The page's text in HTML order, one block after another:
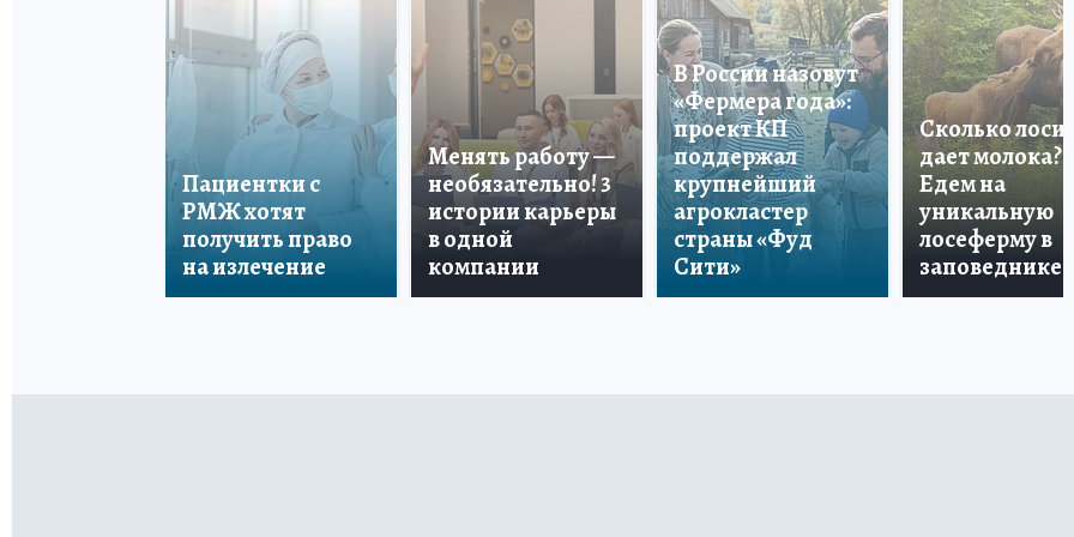
Пациентки с
РМЖ хотят
получить право
на излечение
Менять работу —
необязательно! 3
истории карьеры
в одной
компании
В России назовут
«Фермера года»:
проект КП
поддержал
крупнейший
агрокластер
страны «Фуд
Сити»
Сколько лосиха
дает молока?
Едем на
уникальную
лосеферму в
заповеднике!